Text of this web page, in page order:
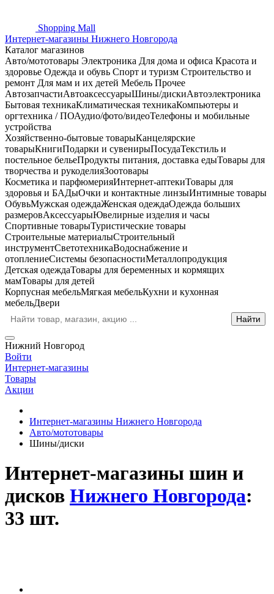
Shopping Mall
Интернет-магазины Нижнего Новгорода
Каталог магазинов
Авто/мототовары Электроника Для дома и офиса Красота и
здоровье Одежда и обувь Спорт и туризм Строительство и
ремонт Для мам и их детей Мебель Прочее
АвтозапчастиАвтоаксессуарыШины/дискиАвтоэлектроника
Бытовая техникаКлиматическая техникаКомпьютеры и
оргтехника / ПОАудио/фото/видеоТелефоны и мобильные
устройства
Хозяйственно-бытовые товарыКанцелярские
товарыКнигиПодарки и сувенирыПосудаТекстиль и
постельное бельеПродукты питания, доставка едыТовары для
творчества и рукоделияЗоотовары
Косметика и парфюмерияИнтернет-аптекиТовары для
здоровья и БАДыОчки и контактные линзыИнтимные товары
ОбувьМужская одеждаЖенская одеждаОдежда больших
размеровАксессуарыЮвелирные изделия и часы
Спортивные товарыТуристические товары
Строительные материалыСтроительный
инструментСветотехникаВодоснабжение и
отоплениеСистемы безопасностиМеталлопродукция
Детская одеждаТовары для беременных и кормящих
мамТовары для детей
Корпусная мебельМягкая мебельКухни и кухонная
мебельДвери
Нижний Новгород
Войти
Интернет-магазины
Товары
Акции
Интернет-магазины Нижнего Новгорода
Авто/мототовары
Шины/диски
Интернет-магазины шин и
дисков Нижнего Новгорода:
33 шт.